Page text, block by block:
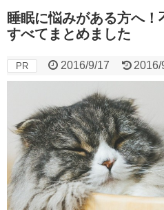
睡眠に悩みがある方へ
すべてまとめました
PR 2016/9/17 2016/